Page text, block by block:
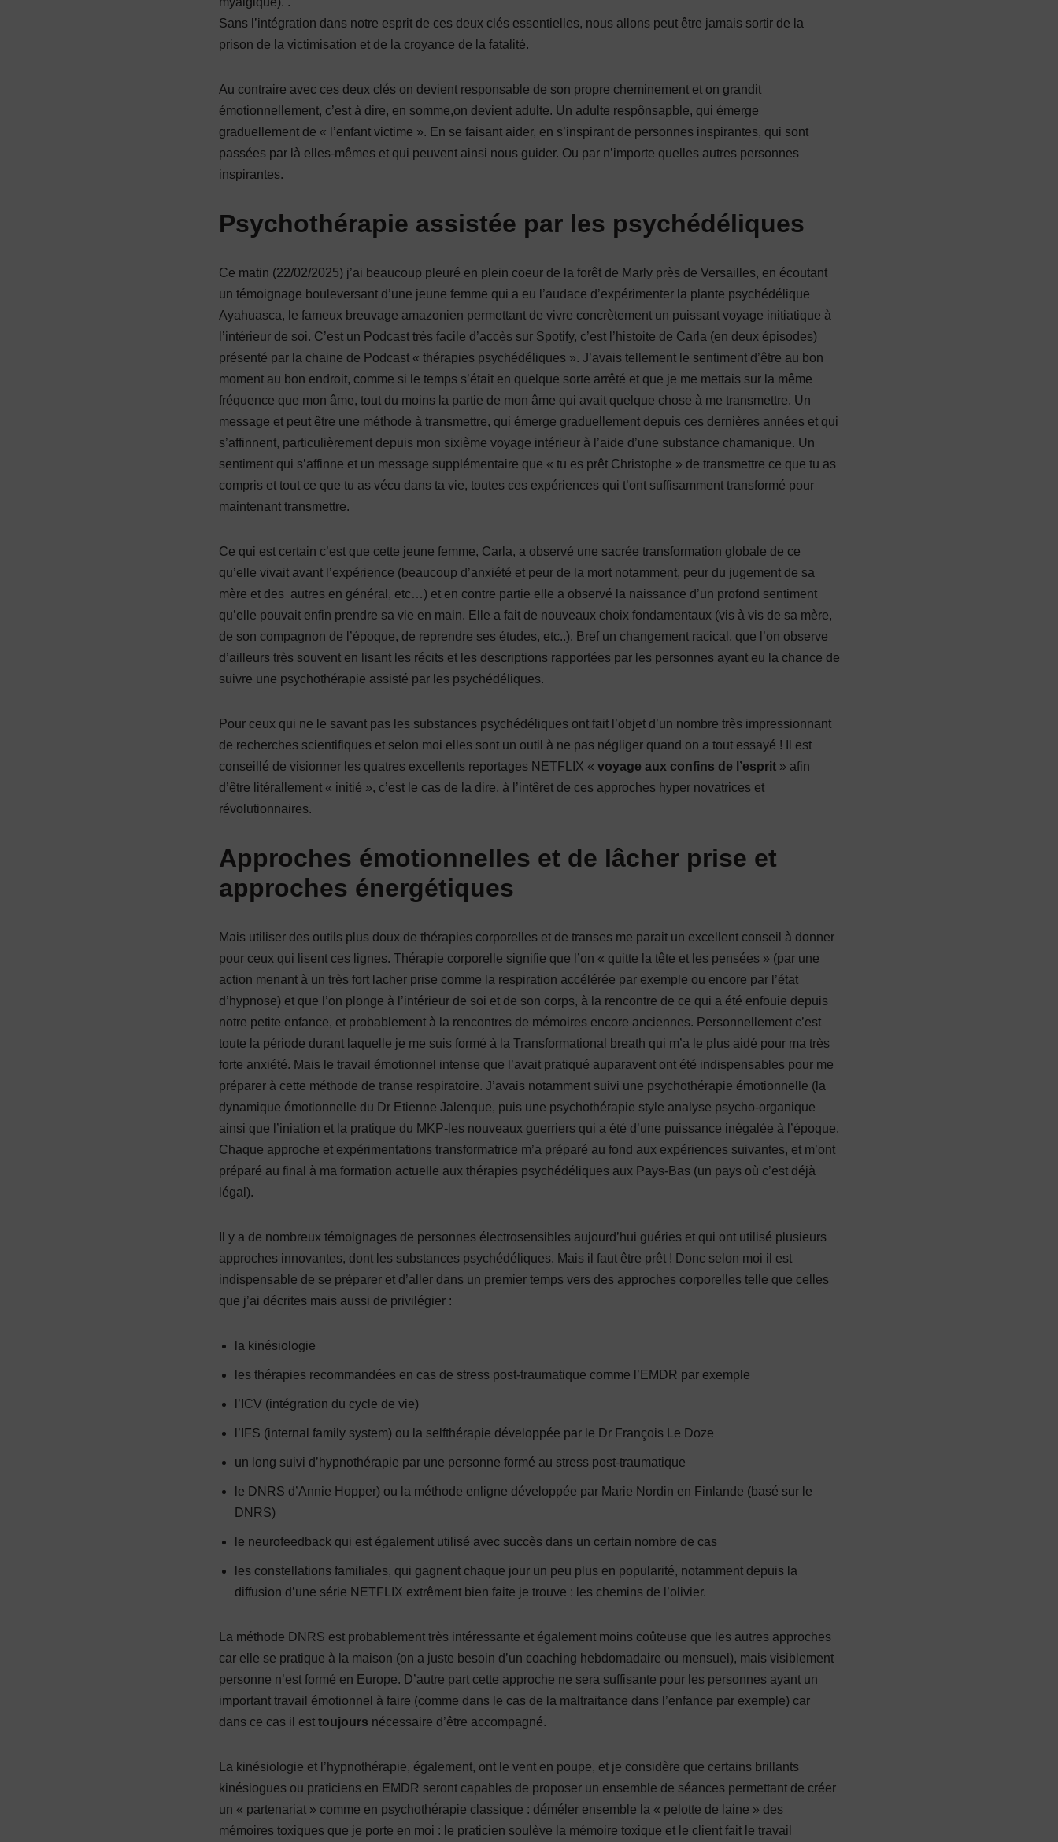
Sans l’intégration dans notre esprit de ces deux clés essentielles, nous allons peut être jamais sortir de la
prison de la victimisation et de la croyance de la fatalité.
Au contraire avec ces deux clés on devient responsable de son propre cheminement et on grandit
émotionnellement, c’est à dire, en somme,on devient adulte. Un adulte respônsapble, qui émerge
graduellement de « l’enfant victime ». En se faisant aider, en s’inspirant de personnes inspirantes, qui sont
passées par là elles-mêmes et qui peuvent ainsi nous guider. Ou par n’importe quelles autres personnes
inspirantes.
Psychothérapie assistée par les psychédéliques
Ce matin (22/02/2025) j’ai beaucoup pleuré en plein coeur de la forêt de Marly près de Versailles, en écoutant
un témoignage bouleversant d’une jeune femme qui a eu l’audace d’expérimenter la plante psychédélique
Ayahuasca, le fameux breuvage amazonien permettant de vivre concrètement un puissant voyage initiatique à
l’intérieur de soi. C’est un Podcast très facile d’accès sur Spotify, c’est l’histoite de Carla (en deux épisodes)
présenté par la chaine de Podcast « thérapies psychédéliques ». J’avais tellement le sentiment d’être au bon
moment au bon endroit, comme si le temps s’était en quelque sorte arrêté et que je me mettais sur la même
fréquence que mon âme, tout du moins la partie de mon âme qui avait quelque chose à me transmettre. Un
message et peut être une méthode à transmettre, qui émerge graduellement depuis ces dernières années et qui
s’affinnent, particulièrement depuis mon sixième voyage intérieur à l’aide d’une substance chamanique. Un
sentiment qui s’affinne et un message supplémentaire que « tu es prêt Christophe » de transmettre ce que tu as
compris et tout ce que tu as vécu dans ta vie, toutes ces expériences qui t’ont suffisamment transformé pour
maintenant transmettre.
Ce qui est certain c’est que cette jeune femme, Carla, a observé une sacrée transformation globale de ce
qu’elle vivait avant l’expérience (beaucoup d’anxiété et peur de la mort notamment, peur du jugement de sa
mère et des autres en général, etc…) et en contre partie elle a observé la naissance d’un profond sentiment
qu’elle pouvait enfin prendre sa vie en main. Elle a fait de nouveaux choix fondamentaux (vis à vis de sa mère,
de son compagnon de l’époque, de reprendre ses études, etc..). Bref un changement racical, que l’on observe
d’ailleurs très souvent en lisant les récits et les descriptions rapportées par les personnes ayant eu la chance de
suivre une psychothérapie assisté par les psychédéliques.
Pour ceux qui ne le savant pas les substances psychédéliques ont fait l’objet d’un nombre très impressionnant
de recherches scientifiques et selon moi elles sont un outil à ne pas négliger quand on a tout essayé ! Il est
conseillé de visionner les quatres excellents reportages NETFLIX « voyage aux confins de l’esprit» afin
d’être litérallement « initié », c’est le cas de la dire, à l’intêret de ces approches hyper novatrices et
révolutionnaires.
Approches émotionnelles et de lâcher prise et
approches énergétiques
Mais utiliser des outils plus doux de thérapies corporelles et de transes me parait un excellent conseil à donner
pour ceux qui lisent ces lignes. Thérapie corporelle signifie que l’on « quitte la tête et les pensées » (par une
action menant à un très fort lacher prise comme la respiration accélérée par exemple ou encore par l’état
d’hypnose) et que l’on plonge à l’intérieur de soi et de son corps, à la rencontre de ce qui a été enfouie depuis
notre petite enfance, et probablement à la rencontres de mémoires encore anciennes. Personnellement c’est
toute la période durant laquelle je me suis formé à la Transformational breath qui m’a le plus aidé pour ma très
forte anxiété. Mais le travail émotionnel intense que l’avait pratiqué auparavent ont été indispensables pour me
préparer à cette méthode de transe respiratoire. J’avais notamment suivi une psychothérapie émotionnelle (la
dynamique émotionnelle du Dr Etienne Jalenque, puis une psychothérapie style analyse psycho-organique
ainsi que l’iniation et la pratique du MKP-les nouveaux guerriers qui a été d’une puissance inégalée à l’époque.
Chaque approche et expérimentations transformatrice m’a préparé au fond aux expériences suivantes, et m’ont
préparé au final à ma formation actuelle aux thérapies psychédéliques aux Pays-Bas (un pays où c’est déjà
légal).
Il y a de nombreux témoignages de personnes électrosensibles aujourd’hui guéries et qui ont utilisé plusieurs
approches innovantes, dont les substances psychédéliques. Mais il faut être prêt ! Donc selon moi il est
indispensable de se préparer et d’aller dans un premier temps vers des approches corporelles telle que celles
que j’ai décrites mais aussi de privilégier :
la kinésiologie
les thérapies recommandées en cas de stress post-traumatique comme l’EMDR par exemple
l’ICV (intégration du cycle de vie)
l’IFS (internal family system) ou la selfthérapie développée par le Dr François Le Doze
un long suivi d’hypnothérapie par une personne formé au stress post-traumatique
le DNRS d’Annie Hopper) ou la méthode enligne développée par Marie Nordin en Finlande (basé sur le
DNRS)
le neurofeedback qui est également utilisé avec succès dans un certain nombre de cas
les constellations familiales, qui gagnent chaque jour un peu plus en popularité, notamment depuis la
diffusion d’une série NETFLIX extrêment bien faite je trouve : les chemins de l’olivier.
La méthode DNRS est probablement très intéressante et également moins coûteuse que les autres approches
car elle se pratique à la maison (on a juste besoin d’un coaching hebdomadaire ou mensuel), mais visiblement
personne n’est formé en Europe. D’autre part cette approche ne sera suffisante pour les personnes ayant un
important travail émotionnel à faire (comme dans le cas de la maltraitance dans l’enfance par exemple) car
dans ce cas il est toujours nécessaire d’être accompagné.
La kinésiologie et l’hypnothérapie, également, ont le vent en poupe, et je considère que certains brillants
kinésiogues ou praticiens en EMDR seront capables de proposer un ensemble de séances permettant de créer
un « partenariat » comme en psychothérapie classique : déméler ensemble la « pelotte de laine » des
mémoires toxiques que je porte en moi : le praticien soulève la mémoire toxique et le client fait le travail